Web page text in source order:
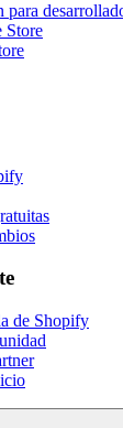
para
Store
de Shopify